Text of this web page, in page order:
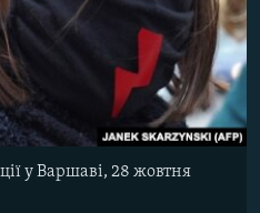
у Варшаві, 28 жовтня